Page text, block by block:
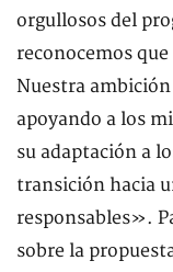
orgullosos del
reconocemos
Nuestra
apoyando a los
su adaptación a
transición hacia
responsables».
sobre la